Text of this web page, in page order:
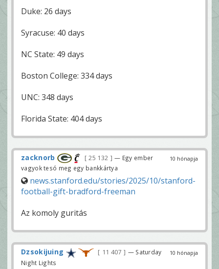
Duke: 26 days
Syracuse: 40 days
NC State: 49 days
Boston College: 334 days
UNC: 348 days
Florida State: 404 days
10 hónapja
zacknorb 25 132
— Egy ember
vagyok tesó meg egy bankkártya
news.stanford.edu/stories/2025/10/stanford-
football-gift-bradford-freeman
Az komoly guritás
10 hónapja
Dzsokijuing 11 407
— Saturday
Night Lights